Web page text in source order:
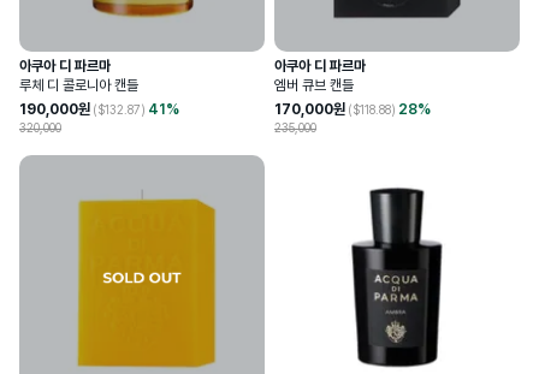
아쿠아 디 파르마
루체 디 콜로니아 캔들
190,000원 ($132.87) 41 %
320,000
아쿠아 디 파르마
엠버 큐브 캔들
170,000원 ($118.88) 28%
235,000